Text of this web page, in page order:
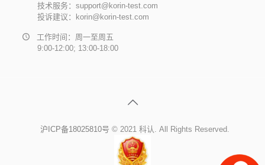
技术服务：support@korin-test.com
投诉建议：korin@korin-test.com
工作时间：周一至周五
9:00-12:00; 13:00-18:00
沪ICP备18025810号 © 2021 科认. All Rights Reserved.